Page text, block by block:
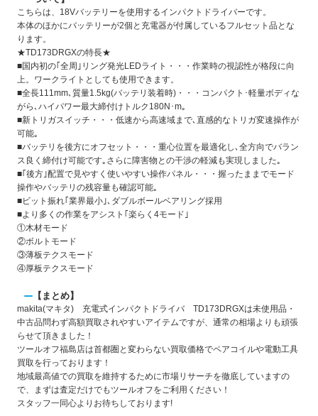
こちらは、18Vバッテリーを使用するインパクトドライバーです。
本体のほかにバッテリーが2個と充電器が付属しているフルセット品とな
ります。
★TD173DRGXの特長★
■国内初の｢全周｣リング発光LEDライト・・・作業時の視認性が格段に向
上。ワークライトとしても使用できます。
■全長111mm､質量1.5kg(バッテリ装着時)・・・コンパクト･軽量ボディな
がら､ハイパワー最大締付けトルク180N･m｡
■新トリガスイッチ・・・低速から高速域まで､直感的なトリガ変速操作が
可能｡
■バッテリを後方にオフセット・・・重心位置を最適化し､全方向でバラン
ス良く締付け可能です｡さらに障害物との干渉の軽減も実現しました｡
■｢後方｣配置で見やすく使いやすい操作パネル・・・握ったままでモード
操作やバッテリの残容量も確認可能｡
■ビット振れ｢業界最小｣､ダブルボールベアリング採用
■より多くの作業をアシスト｢楽らく4モード｣
①木材モード
②ボルトモード
③薄板テクスモード
④厚板テクスモード
【まとめ】
makita(マキタ) 充電式インパクトドライバ TD173DRGXは未使用品・
中古品問わず高額買取されやすいアイテムですが、通常の相場よりも頑張
らせて頂きました！
ツールオフ福島店は首都圏と変わらない買取価格でペアコイルや電動工具
買取を行っております！
地域最高値での買取を維持するために市場リサーチを徹底していますの
で、まずは査定だけでもツールオフをご利用ください！
スタッフ一同心よりお待ちしております!